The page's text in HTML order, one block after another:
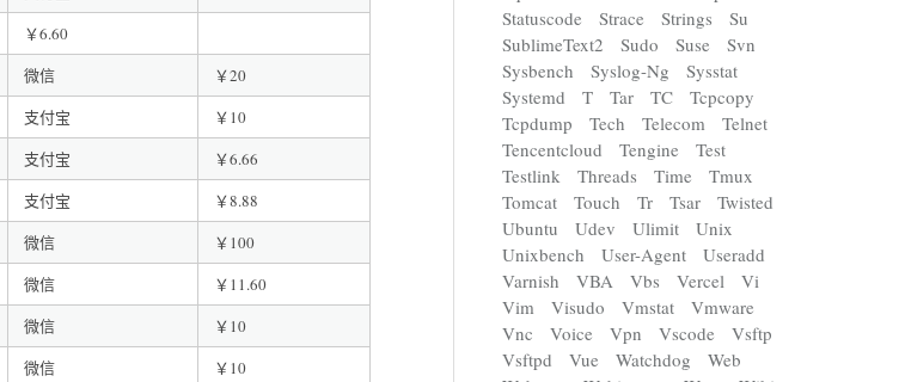
￥6.60
微信
￥20
支付宝
￥10
支付宝
￥6.66
支付宝
￥8.88
微信
￥100
微信
￥11.60
微信
￥10
微信 ￥10
Statuscode
Strace Strings
Su
SublimeText2
Sudo Suse
Svn
Sysbench
Syslog-Ng
Sysstat
Systemd
T Tar TC
Tcpcopy
Tcpdump
Tech Telecom
Telnet
Tencentcloud
Tengine
Test
Testlink
Threads Time
Tmux
Tomcat
Touch Tr Tsar
Twisted
Ubuntu
Udev Ulimit
Unix
Unixbench
User-Agent
Useradd
Varnish
VBA Vbs Vercel
Vi
Vim
Visudo Vmstat
Vmware
Vnc
Voice Vpn Vscode
Vsftp
Vsftpd
Vue Watchdog
Web